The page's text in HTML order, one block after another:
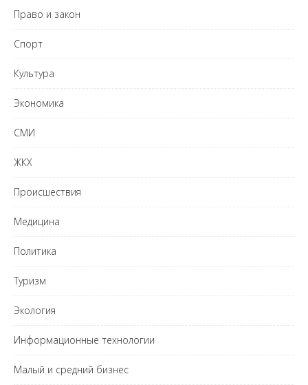
Право и закон
Спорт
Культура
Экономика
СМИ
ЖКХ
Происшествия
Медицина
Политика
Туризм
Экология
Информационные технологии
Малый и средний бизнес